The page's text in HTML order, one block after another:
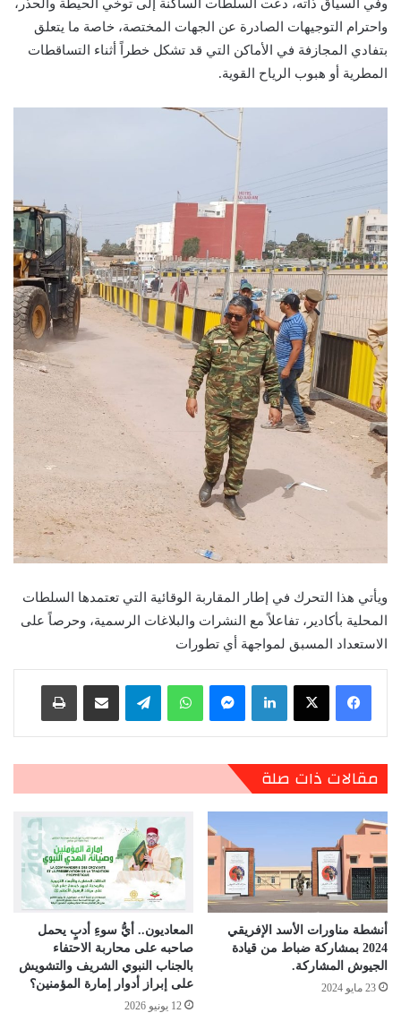
وفي السياق ذاته، دعت السلطات الساكنة إلى توخي الحيطة والحذر،
واحترام التوجيهات الصادرة عن الجهات المختصة، خاصة ما يتعلق
بتفادي المجازفة في الأماكن التي قد تشكل خطراً أثناء التساقطات
المطرية أو هبوب الرياح القوية.
ويأتي هذا التحرك في إطار المقاربة الوقائية التي تعتمدها السلطات
المحلية بأكادير، تفاعلاً مع النشرات والبلاغات الرسمية، وحرصاً على
الاستعداد المسبق لمواجهة أي تطورات
لينكدإن ماسنجر واتساب تيلقرام مشاركة عبر البريد طباعة
مقالات ذات صلة
أنشطة مناورات الأسد الإفريقي
2024 بمشاركة ضباط من قيادة
الجيوش المشاركة.
23 مايو 2024
المعاديون.. أيُّ سوءِ أدبٍ يحمل
صاحبه على محاربة الاحتفاء
بالجناب النبوي الشريف والتشويش
على إبراز أدوار إمارة المؤمنين؟
12 يونيو 2026